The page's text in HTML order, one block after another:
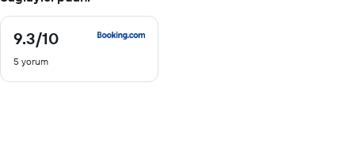
9.3/10
9.3
10
5 yorum